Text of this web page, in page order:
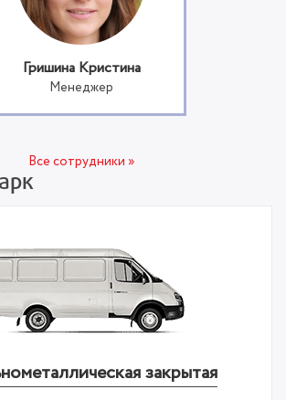
Гришина Кристина
Менеджер
Все сотрудники »
закрытая